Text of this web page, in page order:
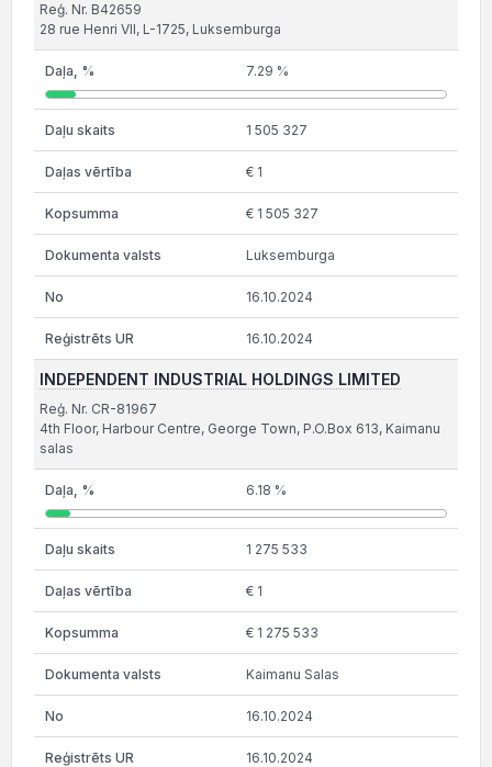
Reģ. Nr. B42659
28 rue Henri VII, L-1725, Luksemburga
7.29 %
1 505 327
€ 1
€ 1 505 327
Luksemburga
16.10.2024
16.10.2024
INDEPENDENT INDUSTRIAL HOLDINGS LIMITED
Reģ. Nr. CR-81967
4th Floor, Harbour Centre, George Town, P.O.Box 613, Kaimanu
salas
6.18 %
1 275 533
€ 1
€ 1 275 533
Kaimanu Salas
16.10.2024
16.10.2024